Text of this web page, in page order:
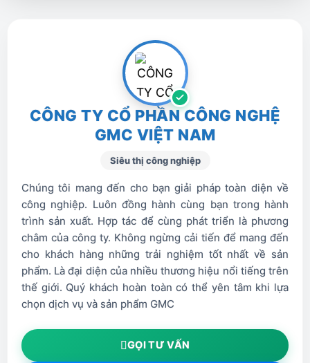
Showroom thiết bị hàn
Thông Số Kỹ Thuật Vật Liệu Hàn UTP
Vật liệu hàn chứa Ni-ken cao.
Đắp cứng và xử lý bề mặt.
Vật liệu hàn đặc biệt cho mọi loại thép.
Vật liệu hàn gang.
Vật liệu hàn đồng và hợp kim đồng.
Vật liệu hàn thép không gỉ, chịu axit, chịu nhiệt.
Bột phun phủ.
♦ Các bạn có thể xem thêm các loạiQue Hàn Phục
Hồi Và Sửa Chữa – Sản Phẩm Smaw tại đây
Showroom thiết bị hàn
Xuân, Hà Nội
Email : anhnv@GMC.com.vn
CÔNG TY CỔ PHẦN CÔNG NGHỆ
GMC VIỆT NAM
Siêu thị công nghiệp
Chúng tôi mang đến cho bạn giải pháp toàn diện về
công nghiệp. Luôn đồng hành cùng bạn trong hành
trình sản xuất. Hợp tác để cùng phát triển là phương
châm của công ty. Không ngừng cải tiến để mang đến
cho khách hàng những trải nghiệm tốt nhất về sản
phẩm. Là đại diện của nhiều thương hiệu nổi tiếng trên
thế giới. Quý khách hoàn toàn có thể yên tâm khi lựa
chọn dịch vụ và sản phẩm GMC
GỌI TƯ VẤN